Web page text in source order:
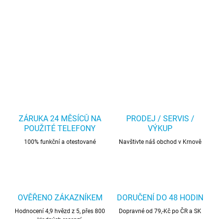
ZÁRUKA 24 MĚSÍCŮ NA
POUŽITÉ TELEFONY
100% funkční a otestované
PRODEJ / SERVIS /
VÝKUP
Navštivte náš obchod v Krnově
OVĚŘENO ZÁKAZNÍKEM
Hodnocení 4,9 hvězd z 5, přes 800
DORUČENÍ DO 48 HODIN
Dopravné od 79,-Kč po ČR a SK